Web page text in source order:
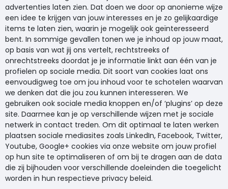
advertenties laten zien. Dat doen we door op anonieme wijze
een idee te krijgen van jouw interesses en je zo gelijkaardige
items te laten zien, waarin je mogelijk ook geïnteresseerd
bent. In sommige gevallen tonen we je inhoud op jouw maat,
op basis van wat jij ons vertelt, rechtstreeks of
onrechtstreeks doordat je je informatie linkt aan één van je
profielen op sociale media. Dit soort van cookies laat ons
eenvoudigweg toe om jou inhoud voor te schotelen waarvan
we denken dat die jou zou kunnen interesseren. We
gebruiken ook sociale media knoppen en/of ‘plugins’ op deze
site. Daarmee kan je op verschillende wijzen met je sociale
netwerk in contact treden. Om dit optimaal te laten werken
plaatsen sociale mediasites zoals LinkedIn, Facebook, Twitter,
Youtube, Google+ cookies via onze website om jouw profiel
op hun site te optimaliseren of om bij te dragen aan de data
die zij bijhouden voor verschillende doeleinden die toegelicht
worden in hun respectieve privacy beleid.